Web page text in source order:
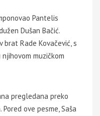
Pantelis
Dušan Bačić.
brat Rade Kovačević, s
muzičkom
pregledana preko
ove pesme, Saša